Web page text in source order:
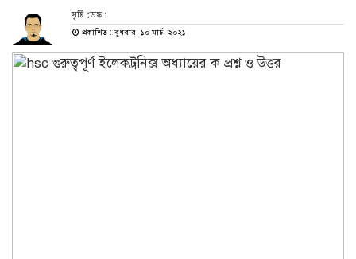
সৃষ্টি ডেস্ক :
প্রকাশিত : বুধবার, ১০ মার্চ, ২০২১